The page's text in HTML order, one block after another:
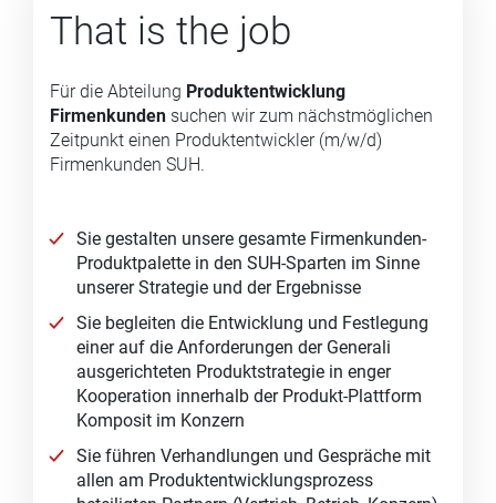
That is the job
Für die Abteilung Produktentwicklung
Firmenkunden suchen wir zum nächstmöglichen
Zeitpunkt einen Produktentwickler (m/w/d)
Firmenkunden SUH.
Sie gestalten unsere gesamte Firmenkunden-
Produktpalette in den SUH-Sparten im Sinne
unserer Strategie und der Ergebnisse
Sie begleiten die Entwicklung und Festlegung
einer auf die Anforderungen der Generali
ausgerichteten Produktstrategie in enger
Kooperation innerhalb der Produkt-Plattform
Komposit im Konzern
Sie führen Verhandlungen und Gespräche mit
allen am Produktentwicklungsprozess